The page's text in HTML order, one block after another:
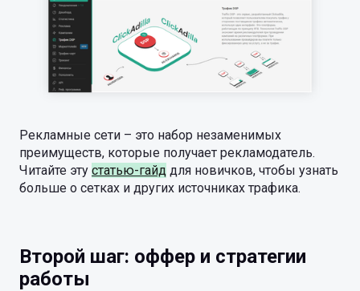
Рекламные сети – это набор незаменимых
преимуществ, которые получает рекламодатель.
Читайте эту статью-гайд для новичков, чтобы узнать
больше о сетках и других источниках трафика.
Второй шаг: оффер и стратегии
работы